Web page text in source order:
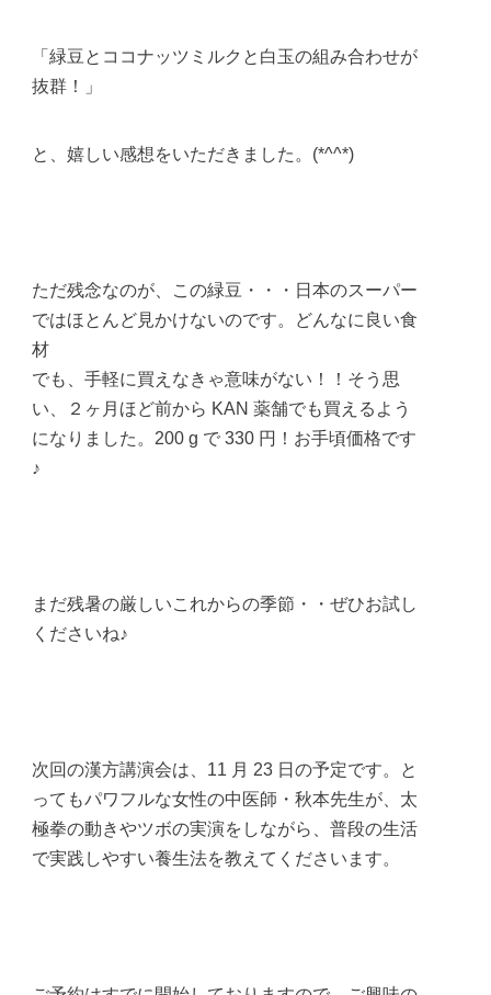
「緑豆とココナッツミルクと白玉の組み合わせが
抜群！」
と、嬉しい感想をいただきました。(*^^*)
ただ残念なのが、この緑豆・・・日本のスーパー
ではほとんど見かけないのです。どんなに良い食
材
でも、手軽に買えなきゃ意味がない！！そう思
い、２ヶ月ほど前から KAN 薬舗でも買えるよう
になりました。200 g で 330 円！お手頃価格です
♪
まだ残暑の厳しいこれからの季節・・ぜひお試し
くださいね♪
次回の漢方講演会は、11 月 23 日の予定です。と
ってもパワフルな女性の中医師・秋本先生が、太
極拳の動きやツボの実演をしながら、普段の生活
で実践しやすい養生法を教えてくださいます。